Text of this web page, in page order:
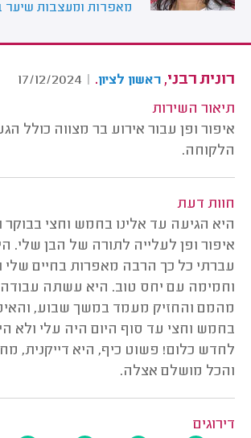
מאפרות ומעצבות
רונית רבני, ראשון לציון.
|
17/12/2024
תיאור השירות
איפור ופן עבור אירוע בר מצווה כולל
הלקוחה.
חוות דעת
היא הגיעה עד אלינו בחמש וחצי
איפור ופן לעלייה לתורה של הבן שלי.
עברתי כל כך הרבה מאפרות בחיים שלי
וחמימה עם יחס טוב. היא עשתה עבודה
מהמם והחזיק מעמד במשך שבוע,
בחמש וחצי עד סוף היום היה עלי ולא
לחדש כלום! פשוט כיף, היא דייקנית,
והכל מושלם אצלה.
דירוגים